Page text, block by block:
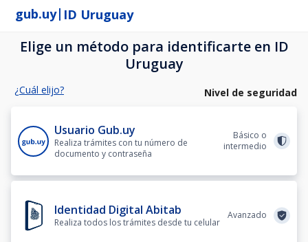
gub.uy| ID Uruguay
Elige un método para identificarte en ID
Uruguay
¿Cuál elijo? Nivel de seguridad
Usuario Gub.uy
Realiza trámites con tu número de
documento y contraseña
Básico o
intermedio
Identidad Digital Abitab
Realiza todos los trámites desde tu celular
Avanzado